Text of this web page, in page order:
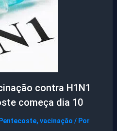
contra H1N1
começa dia 10
Pentecoste, vacinação / Por